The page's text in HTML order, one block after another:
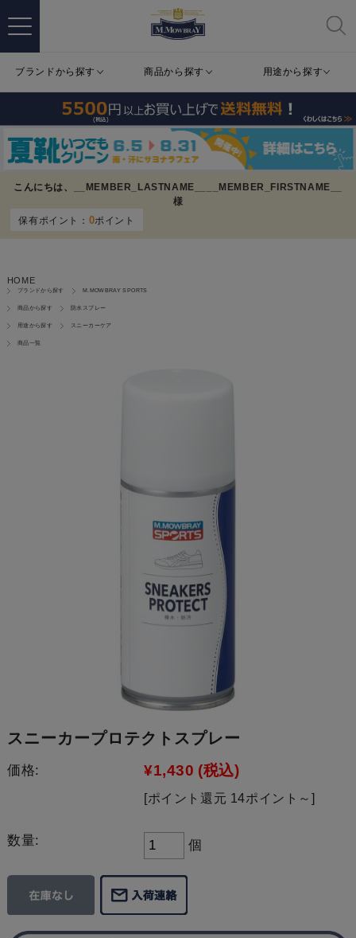
ブランドから探す 商品から探す 用途から探す
こんにちは、 __MEMBER_LASTNAME__
__MEMBER_FIRSTNAME__
様
保有ポイント： 0ポイント
HOME
ブランドから探す M.MOWBRAY SPORTS
商品から探す 防水スプレー
用途から探す スニーカーケア
商品一覧
スニーカープロテクトスプレー
価格: ¥1,430 (税込)
[ポイント還元 14ポイント～]
数量: 個